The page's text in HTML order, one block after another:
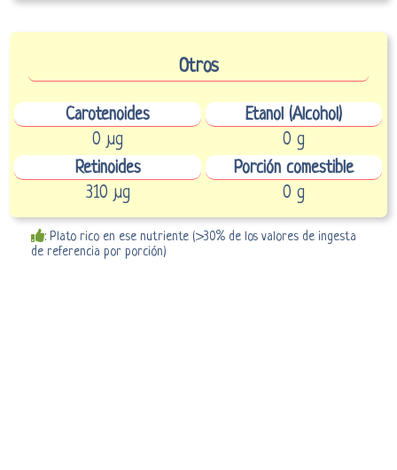
Otros
Carotenoides
Etanol (Alcohol)
0 µg
0 g
Retinoides
Porción comestible
310 µg
0 g
: Plato rico en ese nutriente (>30% de los valores de ingesta
de referencia por porción)